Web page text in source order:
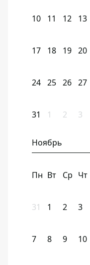
10 11 12 13
17 18 19 20
24 25 26 27
31 1 2 3
Ноябрь
Пн Вт Ср Чт
31 1 2 3
7 8 9 10